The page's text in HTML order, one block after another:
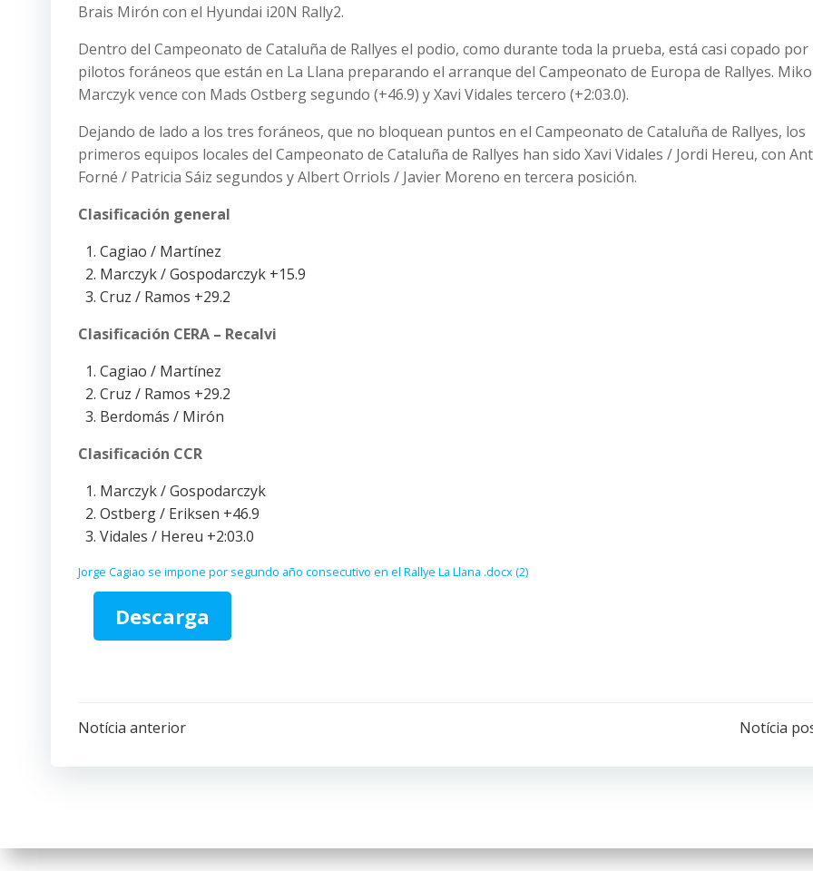
Brais Mirón con el Hyundai i20N Rally2.
Dentro del Campeonato de Cataluña de Rallyes el podio, como durante toda la prueba, está casi copado por
pilotos foráneos que están en La Llana preparando el arranque del Campeonato de Europa de Rallyes. Miko
Marczyk vence con Mads Ostberg segundo (+46.9) y Xavi Vidales tercero (+2:03.0).
Dejando de lado a los tres foráneos, que no bloquean puntos en el Campeonato de Cataluña de Rallyes, los
primeros equipos locales del Campeonato de Cataluña de Rallyes han sido Xavi Vidales / Jordi Hereu, con
Forné / Patricia Sáiz segundos y Albert Orriols / Javier Moreno en tercera posición.
Clasificación general
Cagiao / Martínez
Marczyk / Gospodarczyk +15.9
Cruz / Ramos +29.2
Clasificación CERA – Recalvi
Cagiao / Martínez
Cruz / Ramos +29.2
Berdomás / Mirón
Clasificación CCR
Marczyk / Gospodarczyk
Ostberg / Eriksen +46.9
Vidales / Hereu +2:03.0
Jorge Cagiao se impone por segundo año consecutivo en el Rallye La Llana .docx (2)
Descarga
Navegación
por
Notícia anterior
por
Notícia